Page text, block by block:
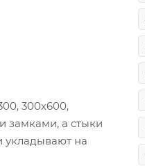
300х600,
замками, а стыки
укладывают на